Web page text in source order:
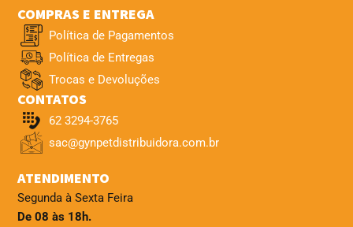
COMPRAS E ENTREGA
Política de Pagamentos
Política de Entregas
Trocas e Devoluções
CONTATOS
62 3294-3765
sac@gynpetdistribuidora.com.br
ATENDIMENTO
Segunda à Sexta Feira
De 08 às 18h.